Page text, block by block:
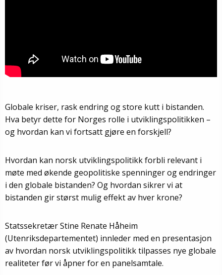
Globale kriser, rask endring og store kutt i bistanden.
Hva betyr dette for Norges rolle i utviklingspolitikken –
og hvordan kan vi fortsatt gjøre en forskjell?
Hvordan kan norsk utviklingspolitikk forbli relevant i
møte med økende geopolitiske spenninger og endringer
i den globale bistanden? Og hvordan sikrer vi at
bistanden gir størst mulig effekt av hver krone?
Statssekretær Stine Renate Håheim
(Utenriksdepartementet) innleder med en presentasjon
av hvordan norsk utviklingspolitikk tilpasses nye globale
realiteter før vi åpner for en panelsamtale.